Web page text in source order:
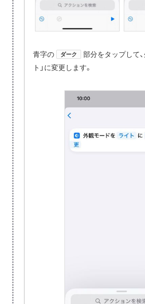
青字の ダーク
部分をタップして
ト」に変更します。